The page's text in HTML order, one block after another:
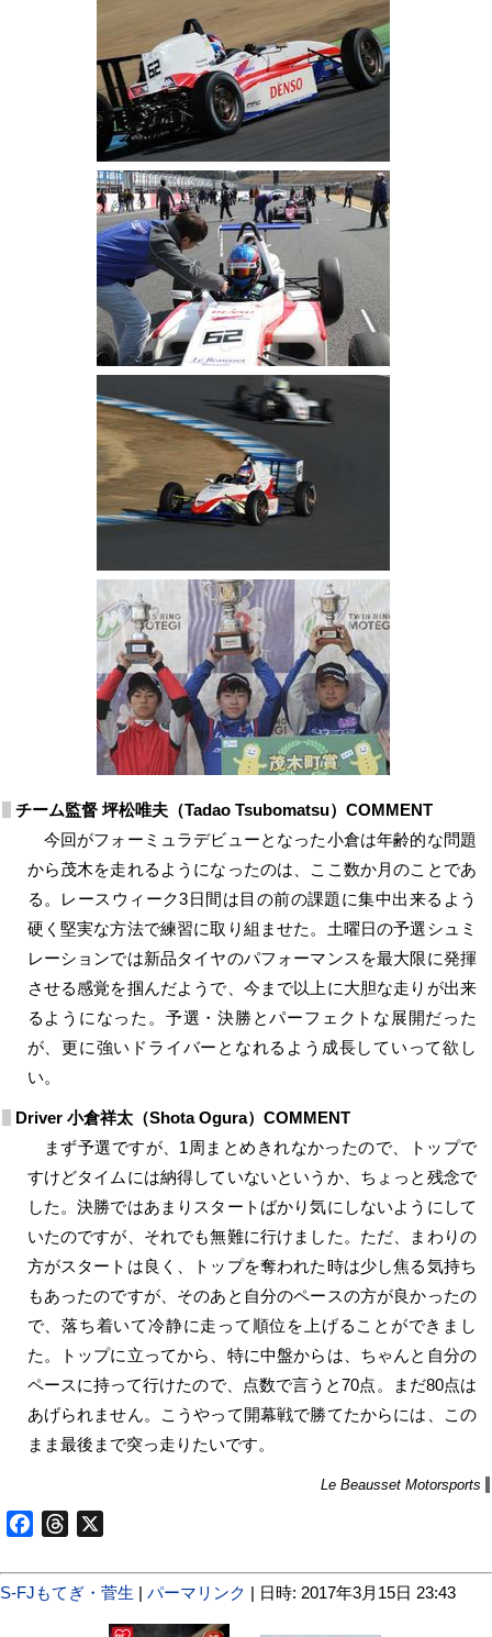
チーム監督 坪松唯夫（Tadao Tsubomatsu）COMMENT
今回がフォーミュラデビューとなった小倉は年齢的な問題
から茂木を走れるようになったのは、ここ数か月のことであ
る。レースウィーク3日間は目の前の課題に集中出来るよう
硬く堅実な方法で練習に取り組ませた。土曜日の予選シュミ
レーションでは新品タイヤのパフォーマンスを最大限に発揮
させる感覚を掴んだようで、今まで以上に大胆な走りが出来
るようになった。予選・決勝とパーフェクトな展開だった
が、更に強いドライバーとなれるよう成長していって欲し
い。
Driver 小倉祥太（Shota Ogura）COMMENT
まず予選ですが、1周まとめきれなかったので、トップで
すけどタイムには納得していないというか、ちょっと残念で
した。決勝ではあまりスタートばかり気にしないようにして
いたのですが、それでも無難に行けました。ただ、まわりの
方がスタートは良く、トップを奪われた時は少し焦る気持ち
もあったのですが、そのあと自分のペースの方が良かったの
で、落ち着いて冷静に走って順位を上げることができまし
た。トップに立ってから、特に中盤からは、ちゃんと自分の
ペースに持って行けたので、点数で言うと70点。まだ80点は
あげられません。こうやって開幕戦で勝てたからには、この
まま最後まで突っ走りたいです。
Le Beausset Motorsports
FacebookThreads
S-FJもてぎ・菅生 | パーマリンク | 日時: 2017年3月15日 23:43